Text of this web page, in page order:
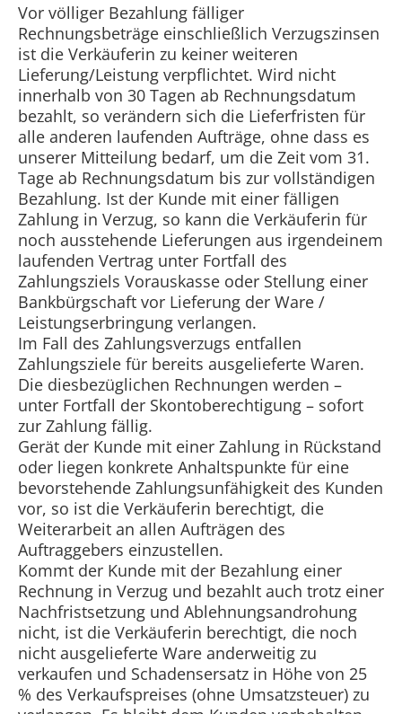
Vor völliger Bezahlung fälliger
Rechnungsbeträge einschließlich Verzugszinsen
ist die Verkäuferin zu keiner weiteren
Lieferung/Leistung verpflichtet. Wird nicht
innerhalb von 30 Tagen ab Rechnungsdatum
bezahlt, so verändern sich die Lieferfristen für
alle anderen laufenden Aufträge, ohne dass es
unserer Mitteilung bedarf, um die Zeit vom 31.
Tage ab Rechnungsdatum bis zur vollständigen
Bezahlung. Ist der Kunde mit einer fälligen
Zahlung in Verzug, so kann die Verkäuferin für
noch ausstehende Lieferungen aus irgendeinem
laufenden Vertrag unter Fortfall des
Zahlungsziels Vorauskasse oder Stellung einer
Bankbürgschaft vor Lieferung der Ware /
Leistungserbringung verlangen.
Im Fall des Zahlungsverzugs entfallen
Zahlungsziele für bereits ausgelieferte Waren.
Die diesbezüglichen Rechnungen werden –
unter Fortfall der Skontoberechtigung – sofort
zur Zahlung fällig.
Gerät der Kunde mit einer Zahlung in Rückstand
oder liegen konkrete Anhaltspunkte für eine
bevorstehende Zahlungsunfähigkeit des Kunden
vor, so ist die Verkäuferin berechtigt, die
Weiterarbeit an allen Aufträgen des
Auftraggebers einzustellen.
Kommt der Kunde mit der Bezahlung einer
Rechnung in Verzug und bezahlt auch trotz einer
Nachfristsetzung und Ablehnungsandrohung
nicht, ist die Verkäuferin berechtigt, die noch
nicht ausgelieferte Ware anderweitig zu
verkaufen und Schadensersatz in Höhe von 25
% des Verkaufspreises (ohne Umsatzsteuer) zu